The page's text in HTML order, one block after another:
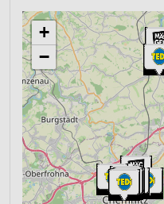
+
−